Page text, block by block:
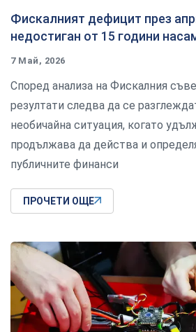
Фискалният дефицит през
недостиган от 15 години
7 Май, 2026
Според анализа на Фискалния
резултати следва да се
необичайна ситуация, когато
продължава да действа и
публичните финанси
ПРОЧЕТИ ОЩЕ